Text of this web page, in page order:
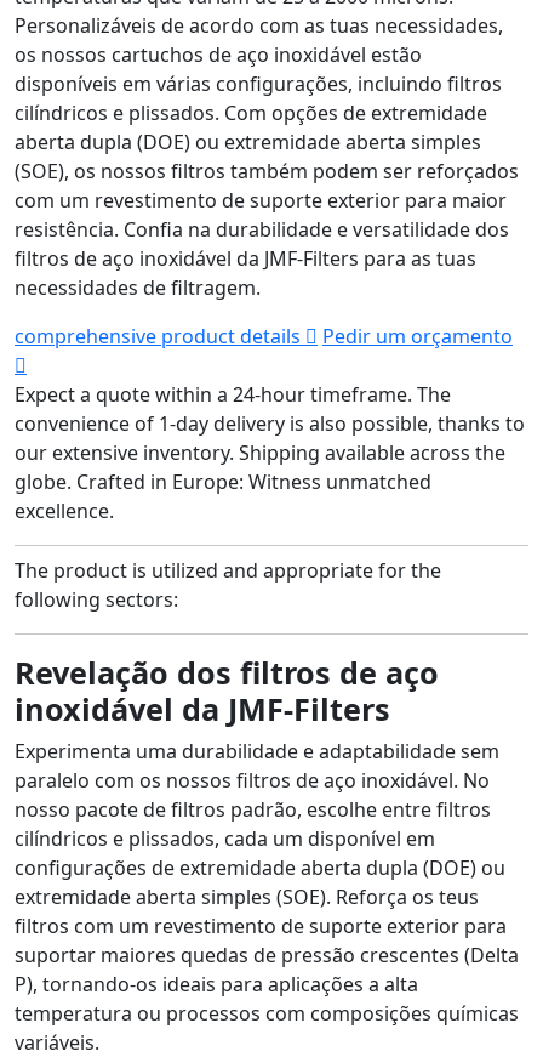
Personalizáveis de acordo com as tuas necessidades,
os nossos cartuchos de aço inoxidável estão
disponíveis em várias configurações, incluindo filtros
cilíndricos e plissados. Com opções de extremidade
aberta dupla (DOE) ou extremidade aberta simples
(SOE), os nossos filtros também podem ser reforçados
com um revestimento de suporte exterior para maior
resistência. Confia na durabilidade e versatilidade dos
filtros de aço inoxidável da JMF-Filters para as tuas
necessidades de filtragem.
comprehensive product details
Pedir um orçamento
Expect a quote within a 24-hour timeframe. The
convenience of 1-day delivery is also possible, thanks to
our extensive inventory. Shipping available across the
globe. Crafted in Europe: Witness unmatched
excellence.
The product is utilized and appropriate for the
following sectors:
Revelação dos filtros de aço
inoxidável da JMF-Filters
Experimenta uma durabilidade e adaptabilidade sem
paralelo com os nossos filtros de aço inoxidável. No
nosso pacote de filtros padrão, escolhe entre filtros
cilíndricos e plissados, cada um disponível em
configurações de extremidade aberta dupla (DOE) ou
extremidade aberta simples (SOE). Reforça os teus
filtros com um revestimento de suporte exterior para
suportar maiores quedas de pressão crescentes (Delta
P), tornando-os ideais para aplicações a alta
temperatura ou processos com composições químicas
variáveis.